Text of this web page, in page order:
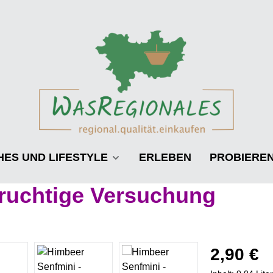
UND LIFESTYLE ERLEBEN
Versuchung
Regulärer
2,90 €